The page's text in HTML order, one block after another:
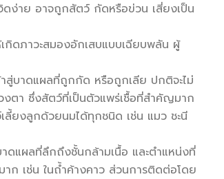
ง่าย อาจถูกสัตว์ กัดหรือข่วน เสี่ยงเป็น
กิดภาวะสมองอักเสบแบบเฉียบพลัน ผู้
สู่บาดแผลที่ถูกกัด หรือถูกเลีย ปกติจะไม่
ตา ซึ่งสัตว์ที่เป็นตัวแพร่เชื้อที่สำคัญมาก
ลี้ยงลูกด้วยนมได้ทุกชนิด เช่น แมว ชะนี
ดแผลที่ลึกถึงชั้นกล้ามเนื้อ และตำแหน่งที่
าก เช่น ในถ้ำค้างคาว ส่วนการติดต่อโดย